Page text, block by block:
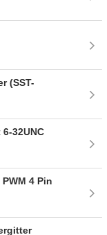
(SST-
32UNC
4 Pin